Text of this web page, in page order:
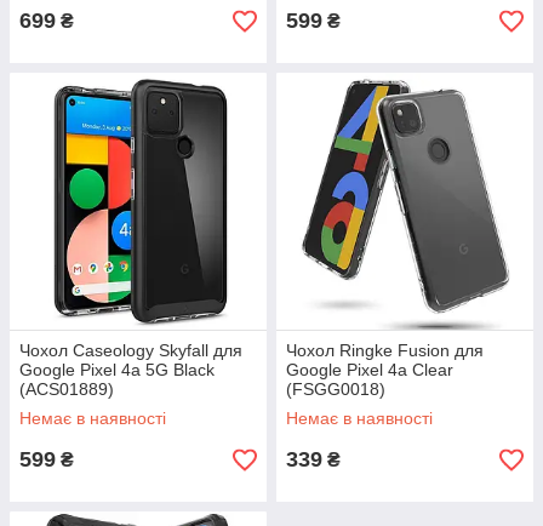
699 ₴ 599 ₴
Чохол Caseology Skyfall для
Google Pixel 4a 5G Black
(ACS01889)
Немає в наявності
599 ₴
Чохол Ringke Fusion для
Google Pixel 4a Clear
(FSGG0018)
Немає в наявності
339 ₴